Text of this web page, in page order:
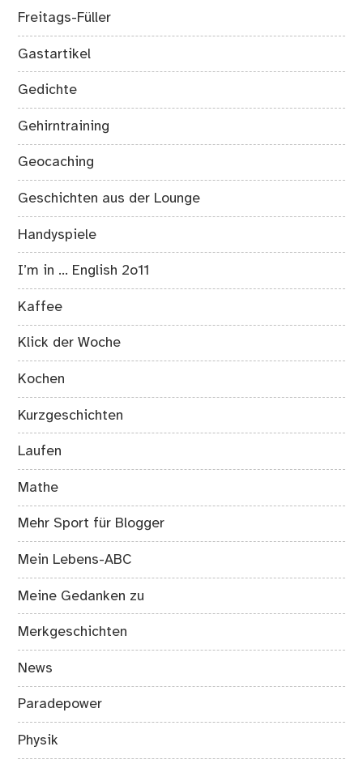
Freitags-Füller
Gastartikel
Gedichte
Gehirntraining
Geocaching
Geschichten aus der Lounge
Handyspiele
I’m in … English 2o11
Kaffee
Klick der Woche
Kochen
Kurzgeschichten
Laufen
Mathe
Mehr Sport für Blogger
Mein Lebens-ABC
Meine Gedanken zu
Merkgeschichten
News
Paradepower
Physik